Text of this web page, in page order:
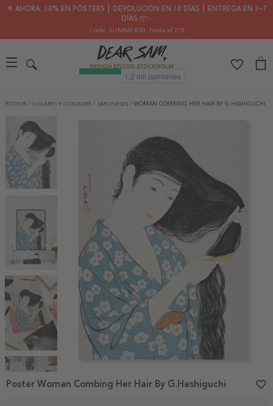
🌟 AHORA: 30% EN PÓSTERS ┃ DEVOLUCIÓN EN 30 DÍAS ┃ ENTREGA EN 2–7
DÍAS 📦✨
Code: SUMMER30, hasta el 7/8
PÓSTERS / LUGARES Y CIUDADES / JAPONESES / WOMAN COMBING HER HAIR BY G.HASHIGUCHI
1
Poster Woman Combing Her Hair By G.Hashiguchi favorite_border